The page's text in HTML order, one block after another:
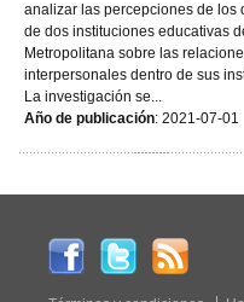
analizar las percepciones de los
de dos instituciones educativas
Metropolitana sobre las
interpersonales dentro de sus
La investigación se...
Año de publicación: 2021-07-01